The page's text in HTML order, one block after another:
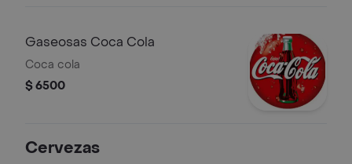
Gaseosas Coca Cola
Coca cola
$ 6500
Cervezas